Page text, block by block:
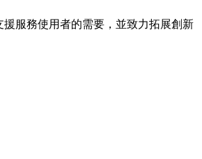
服務使用者的需要，並致力拓展創新